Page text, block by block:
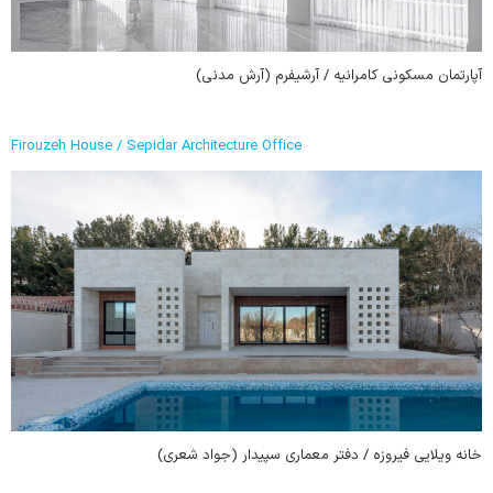
آپارتمان مسکونی کامرانیه / آرشیفرم (آرش مدنی)
Firouzeh House / Sepidar Architecture Office
خانه ویلایی فیروزه / دفتر معماری سپیدار (جواد شعری)